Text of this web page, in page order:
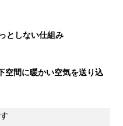
としない仕組み
空間に暖かい空気を送り込